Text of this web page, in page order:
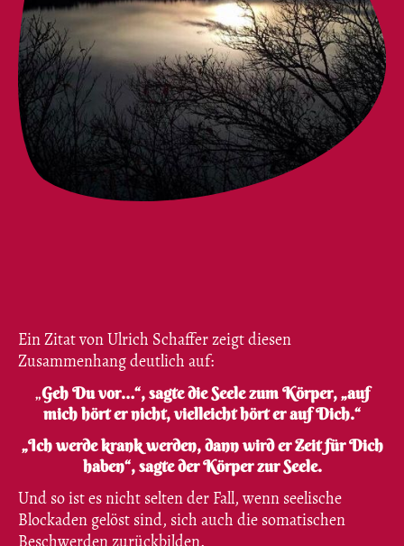
Ein Zitat von Ulrich Schaffer zeigt diesen
Zusammenhang deutlich auf:
„Geh Du vor…“, sagte die Seele zum Körper, „auf
mich hört er nicht, vielleicht hört er auf Dich.“
„Ich werde krank werden, dann wird er Zeit für Dich
haben“, sagte der Körper zur Seele.
Und so ist es nicht selten der Fall, wenn seelische
Blockaden gelöst sind, sich auch die somatischen